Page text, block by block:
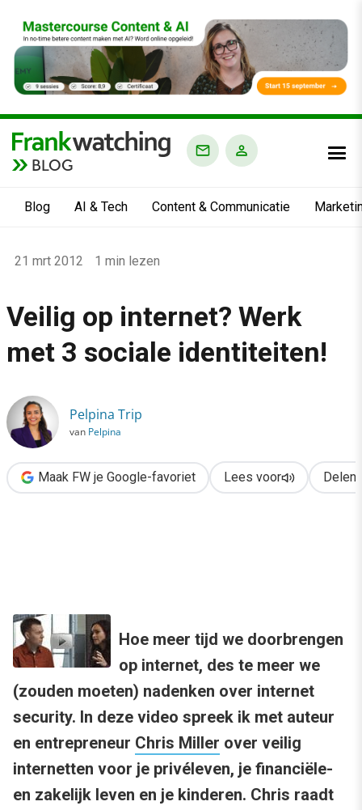
BLOG
Blog AI & Tech Content & Communicatie
›
Alle artikelen
Veilig op internet? Werk met 3 sociale identiteiten!
21 mrt 2012 1 min lezen
Veilig op internet? Werk
met 3 sociale identiteiten!
Pelpina Trip
van Pelpina
Maak FW je Google-favoriet Lees voor Delen
Hoe meer tijd we doorbrengen
op internet, des te meer we
(zouden moeten) nadenken over internet
security. In deze video spreek ik met auteur
en entrepreneur Chris Miller over veilig
internetten voor je privéleven, je financiële-
en zakelijk leven en je kinderen. Chris raadt